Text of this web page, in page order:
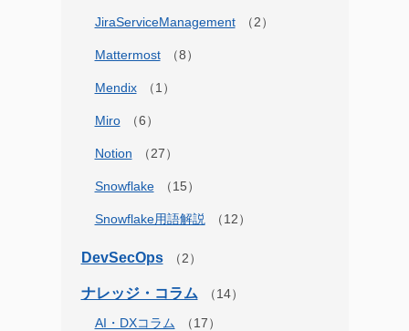
JiraServiceManagement
Mattermost
Mendix
Miro
Notion
Snowflake
Snowflake用語解説
DevSecOps
ナレッジ・コラム
AI・DXコラム